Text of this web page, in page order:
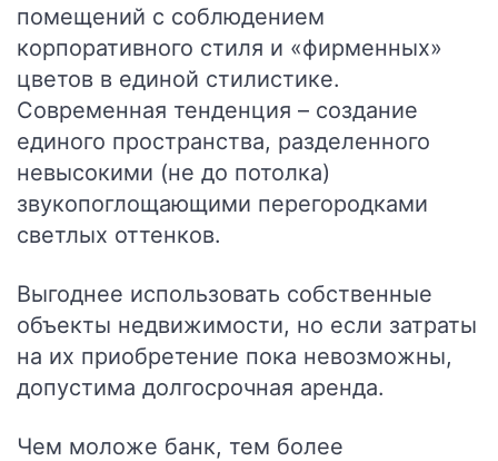
помещений с соблюдением
корпоративного стиля и «фирменных»
цветов в единой стилистике.
Современная тенденция – создание
единого пространства, разделенного
невысокими (не до потолка)
звукопоглощающими перегородками
светлых оттенков.
Выгоднее использовать собственные
объекты недвижимости, но если затраты
на их приобретение пока невозможны,
допустима долгосрочная аренда.
Чем моложе банк, тем более